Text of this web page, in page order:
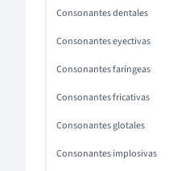
Consonantes dentales
Consonantes eyectivas
Consonantes faríngeas
Consonantes fricativas
Consonantes glotales
Consonantes implosivas